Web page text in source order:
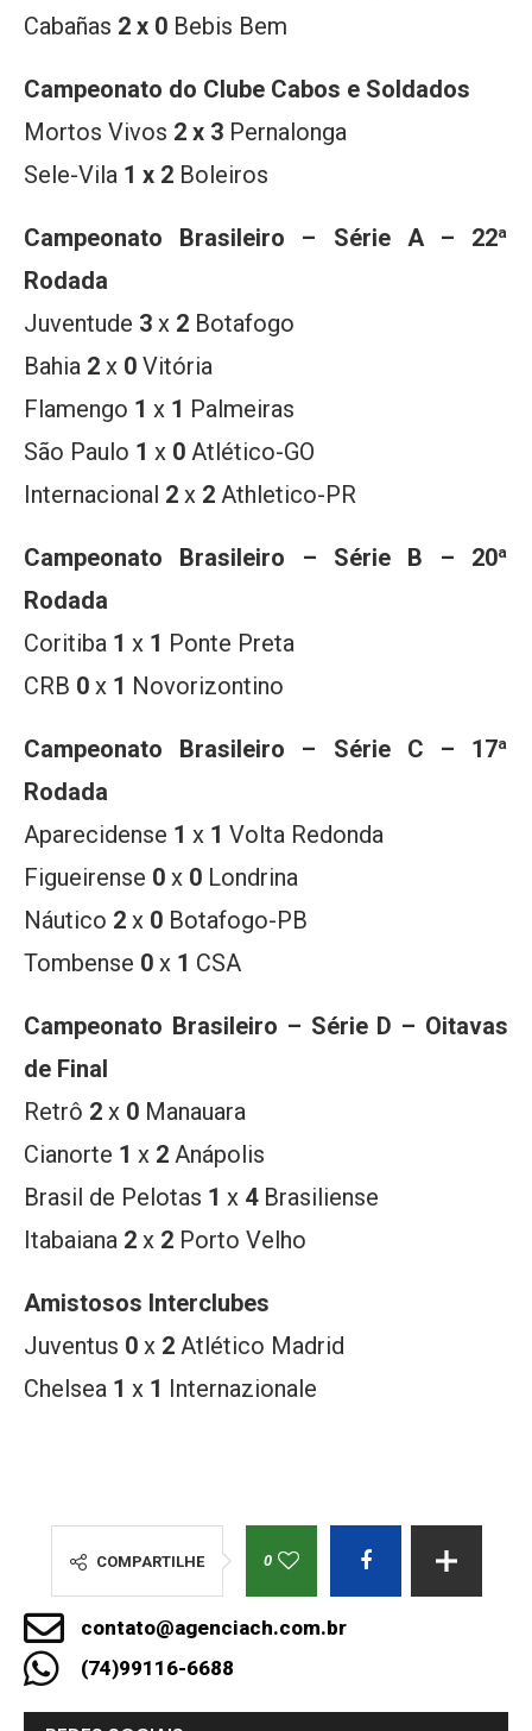
Cabañas 2 x 0 Bebis Bem
Campeonato do Clube Cabos e Soldados
Mortos Vivos 2 x 3 Pernalonga
Sele-Vila 1 x 2 Boleiros
Campeonato Brasileiro – Série A – 22ª
Rodada
Juventude 3 x 2 Botafogo
Bahia 2 x 0 Vitória
Flamengo 1 x 1 Palmeiras
São Paulo 1 x 0 Atlético-GO
Internacional 2 x 2 Athletico-PR
Campeonato Brasileiro – Série B – 20ª
Rodada
Coritiba 1 x 1 Ponte Preta
CRB 0 x 1 Novorizontino
Campeonato Brasileiro – Série C – 17ª
Rodada
Aparecidense 1 x 1 Volta Redonda
Figueirense 0 x 0 Londrina
Náutico 2 x 0 Botafogo-PB
Tombense 0 x 1 CSA
Campeonato Brasileiro – Série D – Oitavas
de Final
Retrô 2 x 0 Manauara
Cianorte 1 x 2 Anápolis
Brasil de Pelotas 1 x 4Brasiliense
Itabaiana 2 x 2 Porto Velho
Amistosos Interclubes
Juventus 0 x 2 Atlético Madrid
Chelsea 1 x 1 Internazionale
COMPARTILHE 0
contato@agenciach.com.br
(74)99116-6688